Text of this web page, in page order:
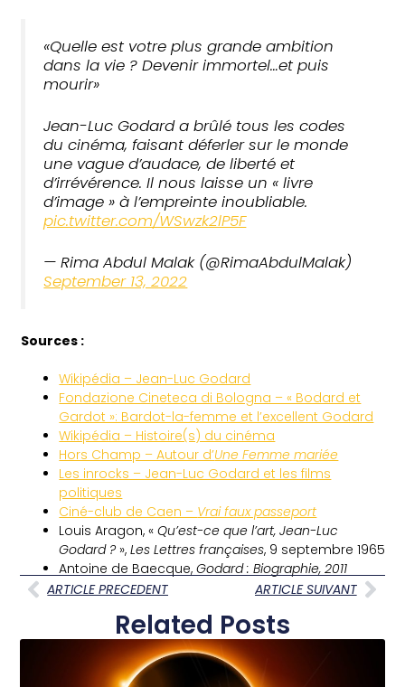
«Quelle est votre plus grande ambition
dans la vie ? Devenir immortel…et puis
mourir»
Jean-Luc Godard a brûlé tous les codes
du cinéma, faisant déferler sur le monde
une vague d’audace, de liberté et
d’irrévérence. Il nous laisse un « livre
d’image » à l’empreinte inoubliable.
pic.twitter.com/WSwzk2lP5F
— Rima Abdul Malak (@RimaAbdulMalak)
September 13, 2022
Sources :
Wikipédia – Jean-Luc Godard
Fondazione Cineteca di Bologna – « Bodard et
Gardot »: Bardot-la-femme et l’excellent Godard
Wikipédia – Histoire(s) du cinéma
Hors Champ – Autour d’Une Femme mariée
Les inrocks – Jean-Luc Godard et les films
politiques
Ciné-club de Caen – Vrai faux passeport
LouisAragon, «Qu’est-ce que l’art, Jean-Luc
Godard ?»,Les Lettres françaises,‎ 9 septembre 1965
Antoine de Baecque,Godard : Biographie, 2011
ARTICLE PRECEDENT
ARTICLE SUIVANT
Related Posts